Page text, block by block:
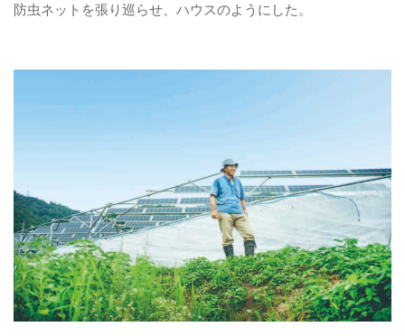
防虫ネットを張り巡らせ、ハウスのようにした。